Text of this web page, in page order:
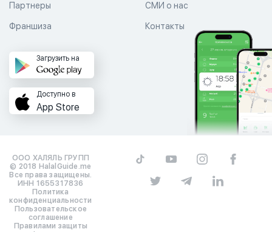
СМИ о нас
Контакты
Партнеры
Франшиза
Загрузить на
Доступно в
App Store
ООО ХАЛЯЛЬ ГРУПП
© 2018 HalalGuide.me
Все права защищены.
ИНН 1655317836
Политика
конфиденциальности
Пользовательское
соглашение
Правилами защиты